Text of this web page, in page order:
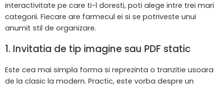
interactivitate pe care ti-l doresti, poti alege intre trei mari
categorii. Fiecare are farmecul ei si se potriveste unui
anumit stil de organizare.
1. Invitatia de tip imagine sau PDF static
Este cea mai simpla forma si reprezinta o tranzitie usoara
de la clasic la modern. Practic, este vorba despre un